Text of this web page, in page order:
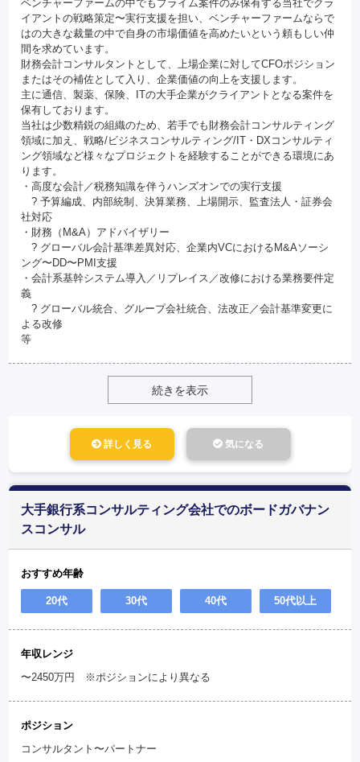
ベンチャーファームの中でもプライム案件のみ保有する当社でクラ
イアントの戦略策定〜実行支援を担い、ベンチャーファームならで
はの大きな裁量の中で自身の市場価値を高めたいという頼もしい仲
間を求めています。
財務会計コンサルタントとして、上場企業に対してCFOポジション
またはその補佐として入り、企業価値の向上を支援します。
主に通信、製薬、保険、ITの大手企業がクライアントとなる案件を
保有しております。
当社は少数精鋭の組織のため、若手でも財務会計コンサルティング
領域に加え、戦略/ビジネスコンサルティング/IT・DXコンサルティ
ング領域など様々なプロジェクトを経験することができる環境にあ
ります。
・高度な会計／税務知識を伴うハンズオンでの実行支援
? 予算編成、内部統制、決算業務、上場開示、監査法人・証券会
社対応
・財務（M&A）アドバイザリー
? グローバル会計基準差異対応、企業内VCにおけるM&Aソーシ
ング〜DD〜PMI支援
・会計系基幹システム導入／リプレイス／改修における業務要件定
義
? グローバル統合、グループ会社統合、法改正／会計基準変更に
よる改修
等
続きを表示
詳しく見る 気になる
大手銀行系コンサルティング会社でのボードガバナン
スコンサル
おすすめ年齢
20代 30代 40代 50代以上
年収レンジ
〜2450万円 ※ポジションにより異なる
ポジション
コンサルタント〜パートナー